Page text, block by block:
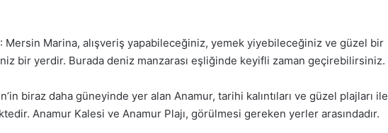
Marina, alışveriş yapabileceğiniz, yemek yiyebileceğiniz ve güzel bir
bir yerdir. Burada deniz manzarası eşliğinde keyifli zaman geçirebilirsiniz.
biraz daha güneyinde yer alan Anamur, tarihi kalıntıları ve güzel plajları ile
Anamur Kalesi ve Anamur Plajı, görülmesi gereken yerler arasındadır.